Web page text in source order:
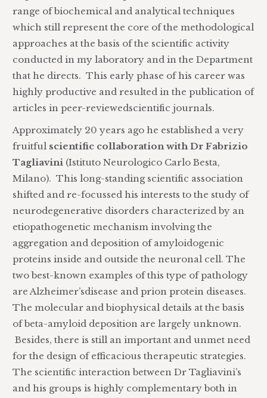
range of biochemical and analytical techniques
which still represent the core of the methodological
approaches at the basis of the scientific activity
conducted in my laboratory and in the Department
that he directs. This early phase of his career was
highly productive and resulted in the publication of
articles in peer-reviewedscientific journals.
Approximately 20 years ago he established a very
fruitful scientific collaboration with Dr Fabrizio
Tagliavini (Istituto Neurologico Carlo Besta,
Milano). This long-standing scientific association
shifted and re-focussed his interests to the study of
neurodegenerative disorders characterized by an
etiopathogenetic mechanism involving the
aggregation and deposition of amyloidogenic
proteins inside and outside the neuronal cell. The
two best-known examples of this type of pathology
are Alzheimer’sdisease and prion protein diseases.
The molecular and biophysical details at the basis
of beta-amyloid deposition are largely unknown.
Besides, there is still an important and unmet need
for the design of efficacious therapeutic strategies.
The scientific interaction between Dr Tagliavini’s
and his groups is highly complementary both in